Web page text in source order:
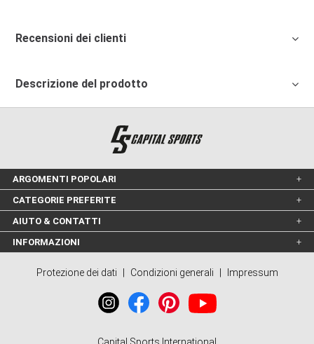
Recensioni dei clienti
Descrizione del prodotto
ARGOMENTI POPOLARI
CATEGORIE PREFERITE
AIUTO & CONTATTI
INFORMAZIONI
Protezione dei dati Condizioni generali Impressum